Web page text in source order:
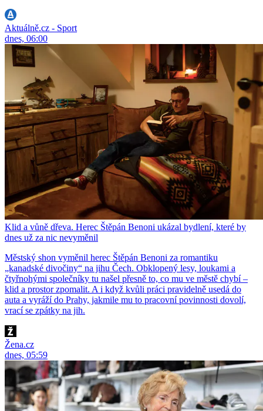
Aktuálně.cz - Sport
dnes, 06:00
Klid a vůně dřeva. Herec Štěpán Benoni ukázal bydlení, které by
dnes už za nic nevyměnil
Městský shon vyměnil herec Štěpán Benoni za romantiku
„kanadské divočiny“ na jihu Čech. Obklopený lesy, loukami a
čtyřnohými společníky tu našel přesně to, co mu ve městě chybí –
klid a prostor zpomalit. A i když kvůli práci pravidelně usedá do
auta a vyráží do Prahy, jakmile mu to pracovní povinnosti dovolí,
vrací se zpátky na jih.
Žena.cz
dnes, 05:59